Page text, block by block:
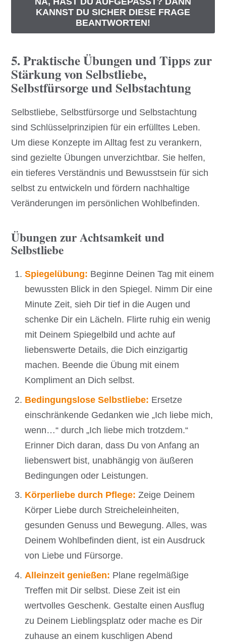
KANNST DU SICHER DIESE FRAGE
BEANTWORTEN!
5. Praktische Übungen und Tipps zur
Stärkung von Selbstliebe,
Selbstfürsorge und Selbstachtung
Selbstliebe, Selbstfürsorge und Selbstachtung
sind Schlüsselprinzipien für ein erfülltes Leben.
Um diese Konzepte im Alltag fest zu verankern,
sind gezielte Übungen unverzichtbar. Sie helfen,
ein tieferes Verständnis und Bewusstsein für sich
selbst zu entwickeln und fördern nachhaltige
Veränderungen im persönlichen Wohlbefinden.
Übungen zur Achtsamkeit und
Selbstliebe
Spiegelübung: Beginne Deinen Tag mit einem
bewussten Blick in den Spiegel. Nimm Dir eine
Minute Zeit, sieh Dir tief in die Augen und
schenke Dir ein Lächeln. Flirte ruhig ein wenig
mit Deinem Spiegelbild und achte auf
liebenswerte Details, die Dich einzigartig
machen. Beende die Übung mit einem
Kompliment an Dich selbst.
Bedingungslose Selbstliebe: Ersetze
einschränkende Gedanken wie „Ich liebe mich,
wenn…“ durch „Ich liebe mich trotzdem.“
Erinner Dich daran, dass Du von Anfang an
liebenswert bist, unabhängig von äußeren
Bedingungen oder Leistungen.
Körperliebe durch Pflege: Zeige Deinem
Körper Liebe durch Streicheleinheiten,
gesunden Genuss und Bewegung. Alles, was
Deinem Wohlbefinden dient, ist ein Ausdruck
von Liebe und Fürsorge.
Alleinzeit genießen: Plane regelmäßige
Treffen mit Dir selbst. Diese Zeit ist ein
wertvolles Geschenk. Gestalte einen Ausflug
zu Deinem Lieblingsplatz oder mache es Dir
zuhause an einem kuschligen Abend